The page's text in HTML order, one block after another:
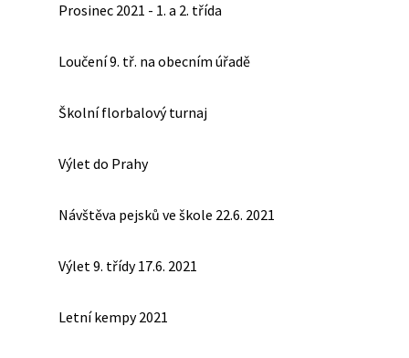
Prosinec 2021 - 1. a 2. třída
Loučení 9. tř. na obecním úřadě
Školní florbalový turnaj
Výlet do Prahy
Návštěva pejsků ve škole 22.6. 2021
Výlet 9. třídy 17.6. 2021
Letní kempy 2021